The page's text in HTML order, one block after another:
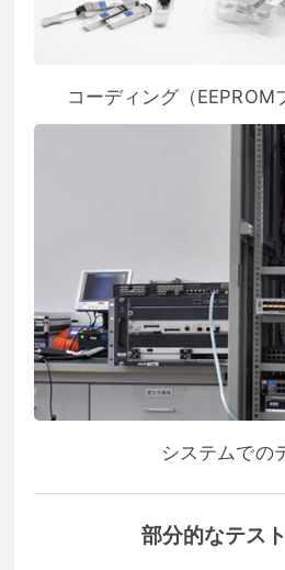
コーディング（EEPROM
システムでの
部分的なテス